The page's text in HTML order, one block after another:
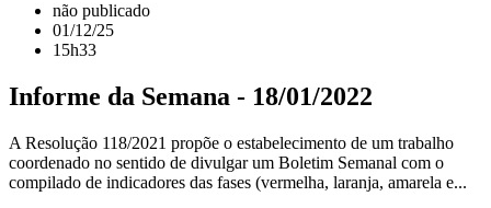
não publicado
01/12/25
15h33
Informe da Semana - 18/01/2022
A Resolução 118/2021 propõe o estabelecimento de um trabalho
coordenado no sentido de divulgar um Boletim Semanal com o
compilado de indicadores das fases (vermelha, laranja, amarela e...